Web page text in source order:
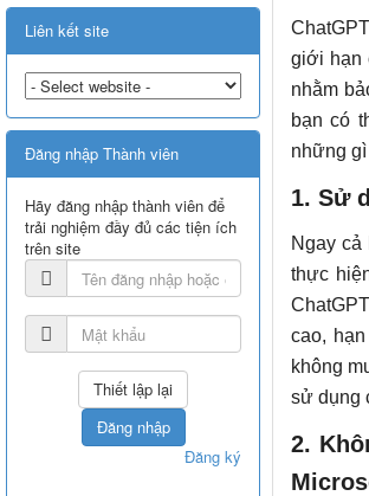
giới hạn
nhằm
bạn có
những gì
1. Sử
Ngay
thực
cao,
không
sử dụng
2.
Liên kết site
Đăng nhập Thành viên
Hãy đăng nhập thành viên để
trải nghiệm đầy đủ các tiện ích
trên site
Đăng nhập
Đăng ký